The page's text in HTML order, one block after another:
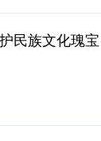
民族文化瑰宝